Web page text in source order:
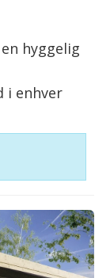
hyggelig
i enhver